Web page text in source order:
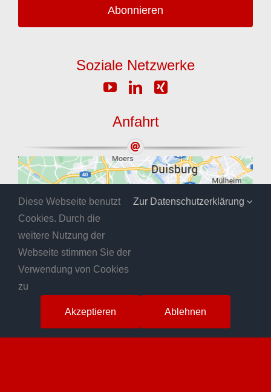
Abonnieren
Soziale Netzwerke
Anfahrt
Diese Webseite benutzt
Cookies. Durch die
weitere Nutzung der
Webseite stimmen Sie der
Verwendung von Cookies
zu
Zur Datenschutzerklärung
Akzeptieren Ablehnen